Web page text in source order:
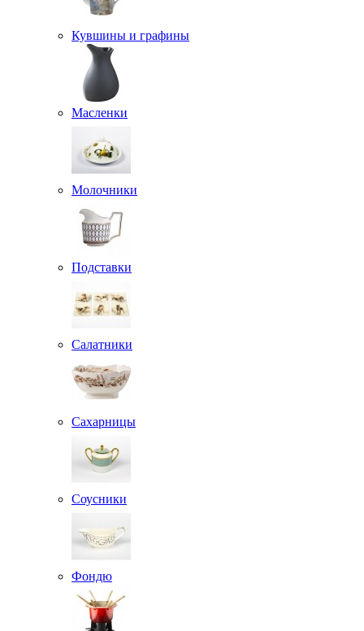
Кувшины и графины
Масленки
Молочники
Подставки
Салатники
Сахарницы
Соусники
Фондю